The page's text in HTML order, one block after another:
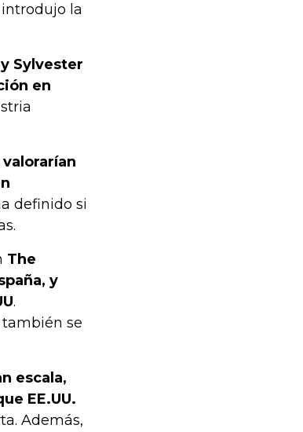
la
Sylvester
en
definido si
The
y
.
se
escala,
EE.UU.
Además,